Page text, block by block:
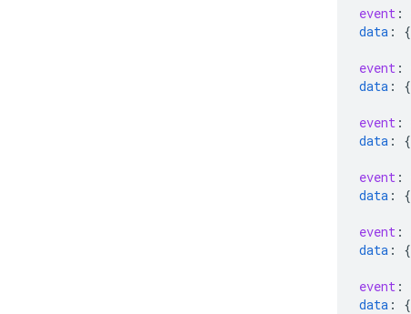
event :
data : {
event :
data : {
event :
data : {
event :
data : {
event :
data : {
event :
data : {